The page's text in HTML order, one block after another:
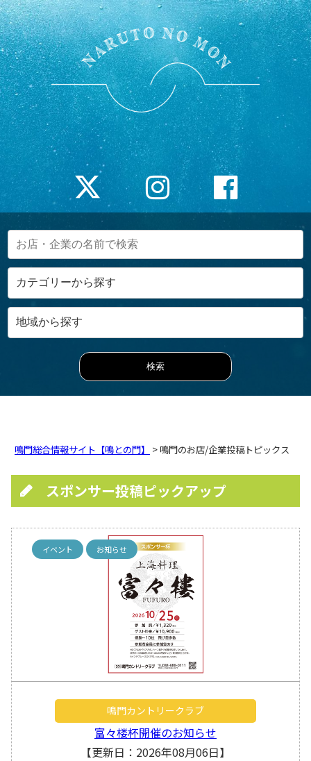
鳴門総合情報サイト【鳴との門】 > 鳴門のお店/企業投稿トピックス
スポンサー投稿ピックアップ
イベント お知らせ
鳴門カントリークラブ
富々楼杯開催のお知らせ
【更新日：2026年08月06日】